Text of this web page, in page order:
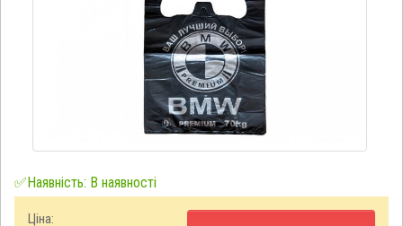
✅Наявність: В наявності
Ціна: